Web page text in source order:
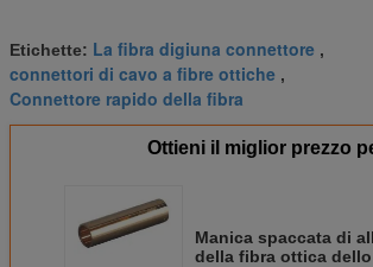
Etichette: La fibra digiuna connettore ,
connettori di cavo a fibre ottiche ,
Connettore rapido della fibra
Ottieni il miglior prezzo
Manica spaccata di
della fibra ottica dello